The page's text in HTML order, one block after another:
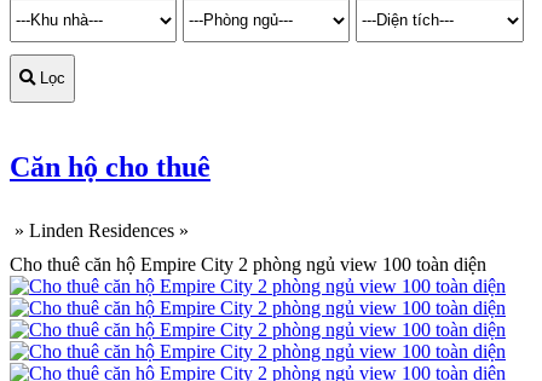
Lọc
Căn hộ cho thuê
» Linden Residences »
Cho thuê căn hộ Empire City 2 phòng ngủ view 100 toàn diện